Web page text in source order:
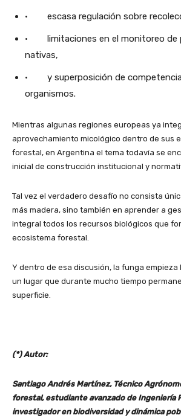
· escasa regulación sobre
· limitaciones en el monitoreo de
nativas,
· y superposición de
organismos.
Mientras algunas regiones europeas ya
aprovechamiento micológico dentro de sus
forestal, en Argentina el tema todavía se
inicial de construcción institucional y
Tal vez el verdadero desafío no consista
más madera, sino también en aprender a
integral todos los recursos biológicos que
ecosistema forestal.
Y dentro de esa discusión, la funga
un lugar que durante mucho tiempo
superficie.
(*) Autor:
Santiago Andrés Martínez, Técnico
forestal, estudiante avanzado de Ingeniería
investigador en biodiversidad y dinámica